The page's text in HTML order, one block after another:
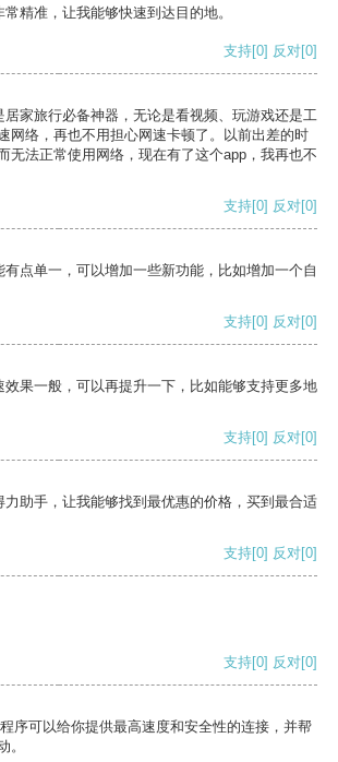
精准，让我能够快速到达目的地。
支持[0] 反对[0]
居家旅行必备神器，无论是看视频、玩游戏还是工
网络，再也不用担心网速卡顿了。以前出差的时
无法正常使用网络，现在有了这个app，我再也不
支持[0] 反对[0]
点单一，可以增加一些新功能，比如增加一个自
支持[0] 反对[0]
效果一般，可以再提升一下，比如能够支持更多地
支持[0] 反对[0]
力助手，让我能够找到最优惠的价格，买到最合适
支持[0] 反对[0]
支持[0] 反对[0]
序可以给你提供最高速度和安全性的连接，并帮
。